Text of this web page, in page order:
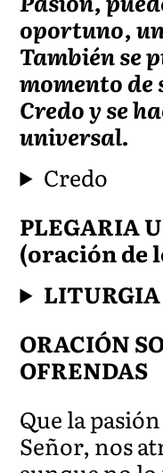
oportuno,
También se
momento de
Credo y se
universal.
Credo
PLEGARIA
(oración de
ORACIÓN
OFRENDAS
Que la
Señor, nos